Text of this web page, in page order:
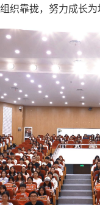
靠拢，努力成长为